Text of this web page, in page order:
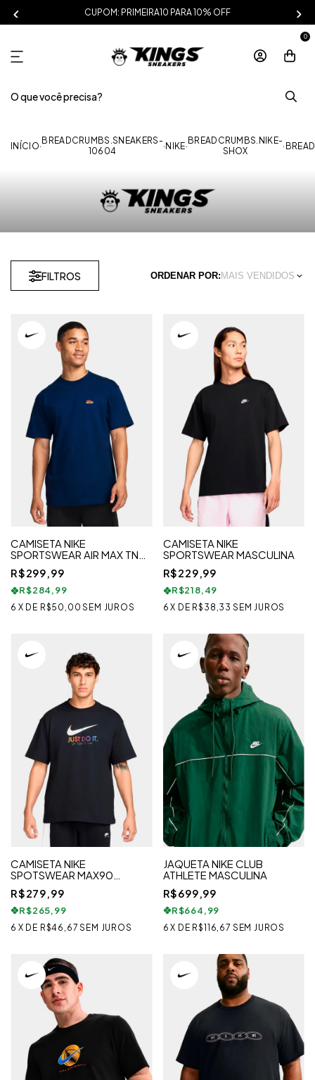
CUPOM: PRIMEIRA10 PARA 10% OFF
0
INÍCIO· BREADCRUMBS.SNEAKERS-
10604
·NIKE· BREADCRUMBS.NIKE-
SHOX
·
FILTROS ORDENAR POR: MAIS VENDIDOS
CAMISETA NIKE
SPORTSWEAR AIR MAX TN
AZUL
R$299,99
R$284,99
6 X DE R$50,00 SEM JUROS
CAMISETA NIKE
SPORTSWEAR MASCULINA
R$229,99
R$218,49
6 X DE R$38,33 SEM JUROS
CAMISETA NIKE
SPOTSWEAR MAX90
B.SIDES
R$279,99
R$265,99
6 X DE R$46,67 SEM JUROS
JAQUETA NIKE CLUB
ATHLETE MASCULINA
R$699,99
R$664,99
6 X DE R$116,67 SEM JUROS